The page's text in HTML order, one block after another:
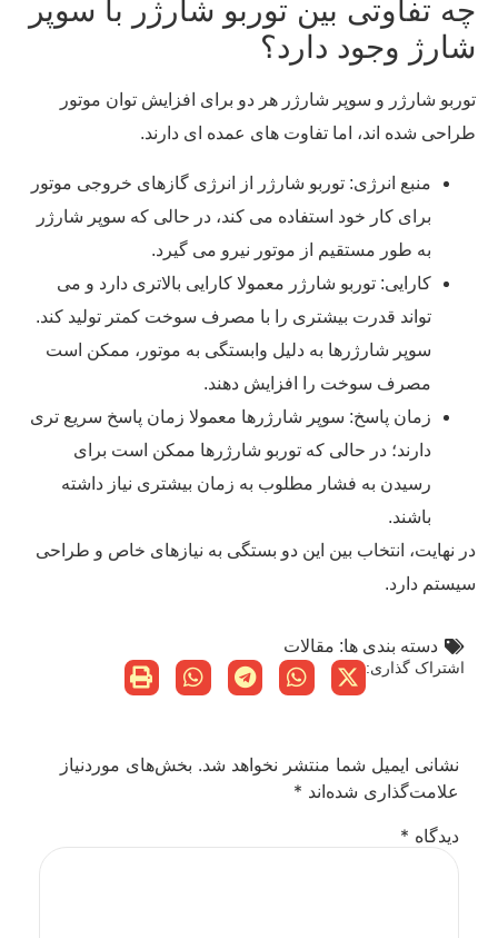
چه تفاوتی بین توربو شارژر با سوپر
شارژ وجود دارد؟
توربو شارژر و سوپر شارژر هر دو برای افزایش توان موتور
طراحی شده ‌اند، اما تفاوت ‌های عمده ‌ای دارند.
منبع انرژی: توربو شارژر از انرژی گازهای خروجی موتور
برای کار خود استفاده می ‌کند، در حالی که سوپر شارژر
به طور مستقیم از موتور نیرو می ‌گیرد.
کارایی: توربو شارژر معمولا کارایی بالاتری دارد و می
‌تواند قدرت بیشتری را با مصرف سوخت کمتر تولید کند.
سوپر شارژرها به دلیل وابستگی به موتور، ممکن است
مصرف سوخت را افزایش دهند.
زمان پاسخ: سوپر شارژرها معمولا زمان پاسخ سریع تری
دارند؛ در حالی که توربو شارژرها ممکن است برای
رسیدن به فشار مطلوب به زمان بیشتری نیاز داشته
باشند.
در نهایت، انتخاب بین این دو بستگی به نیازهای خاص و طراحی
سیستم دارد.
دسته بندی ها: مقالات
اشتراک گذاری:
نشانی ایمیل شما منتشر نخواهد شد. بخش‌های موردنیاز
علامت‌گذاری شده‌اند *
دیدگاه *